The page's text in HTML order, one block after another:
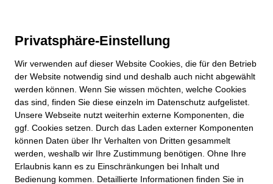
Privatsphäre-Einstellung
Wir verwenden auf dieser Website Cookies, die für den Betrieb
der Website notwendig sind und deshalb auch nicht abgewählt
werden können. Wenn Sie wissen möchten, welche Cookies
das sind, finden Sie diese einzeln im Datenschutz aufgelistet.
Unsere Webseite nutzt weiterhin externe Komponenten, die
ggf. Cookies setzen. Durch das Laden externer Komponenten
können Daten über Ihr Verhalten von Dritten gesammelt
werden, weshalb wir Ihre Zustimmung benötigen. Ohne Ihre
Erlaubnis kann es zu Einschränkungen bei Inhalt und
Bedienung kommen. Detaillierte Informationen finden Sie in